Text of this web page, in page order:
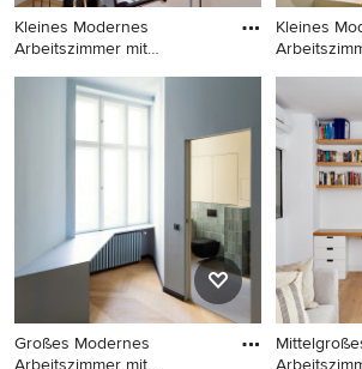
Kleines Modernes
Arbeitszimmer mit
Kleines Modernes
Arbeitszimmer mit
Arbeitsplatz, weißer
Holzboden, freistehendem
Schreibtisch und braunem
Boden in München
Kleines
Kleines
Großes Modernes
Arbeitszimmer mit